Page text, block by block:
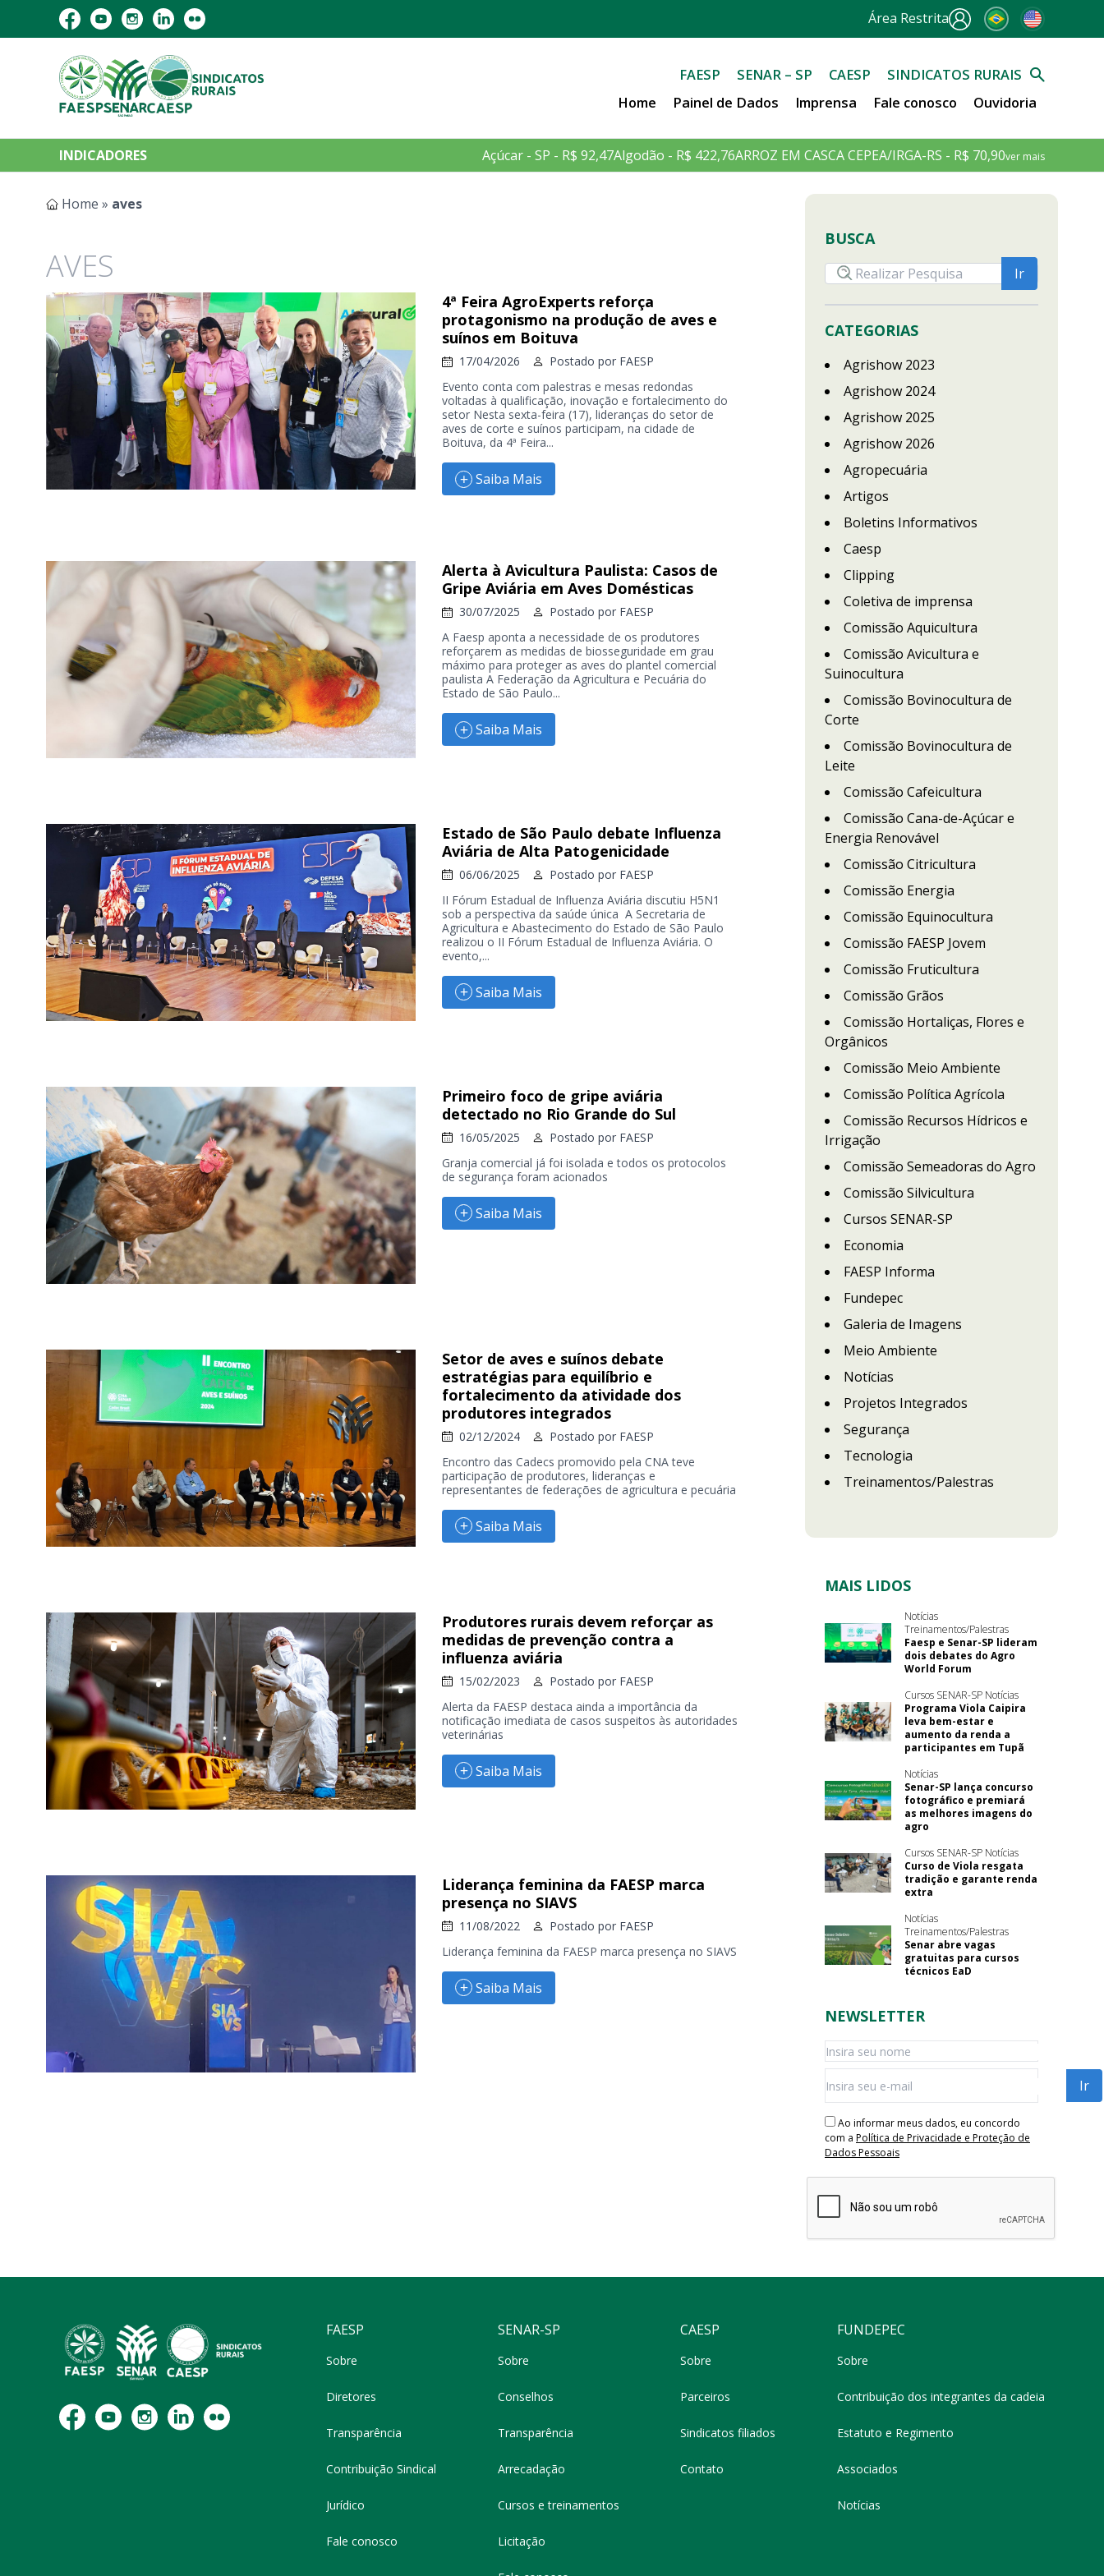
Área Restrita
FAESP SENAR – SP CAESP
SINDICATOS RURAIS
Home
Painel de Dados Imprensa Fale conosco Ouvidoria
INDICADORES Açúcar - SP - R$ 92,47Algodão - R$ 422,76ARROZ EM CASCA CEPEA/IRGA-RS - R$ 70,90ver mais
Home » aves
AVES
4ª Feira AgroExperts reforça
protagonismo na produção de aves e
suínos em Boituva
17/04/2026 Postado por FAESP
Evento conta com palestras e mesas redondas
voltadas à qualificação, inovação e fortalecimento do
setor Nesta sexta-feira (17), lideranças do setor de
aves de corte e suínos participam, na cidade de
Boituva, da 4ª Feira...
Saiba Mais
Alerta à Avicultura Paulista: Casos de
Gripe Aviária em Aves Domésticas
30/07/2025 Postado por FAESP
A Faesp aponta a necessidade de os produtores
reforçarem as medidas de biosseguridade em grau
máximo para proteger as aves do plantel comercial
paulista A Federação da Agricultura e Pecuária do
Estado de São Paulo...
Saiba Mais
Estado de São Paulo debate Influenza
Aviária de Alta Patogenicidade
06/06/2025 Postado por FAESP
II Fórum Estadual de Influenza Aviária discutiu H5N1
sob a perspectiva da saúde única A Secretaria de
Agricultura e Abastecimento do Estado de São Paulo
realizou o II Fórum Estadual de Influenza Aviária. O
evento,...
Saiba Mais
Primeiro foco de gripe aviária
detectado no Rio Grande do Sul
16/05/2025 Postado por FAESP
Granja comercial já foi isolada e todos os protocolos
de segurança foram acionados
Saiba Mais
Setor de aves e suínos debate
estratégias para equilíbrio e
fortalecimento da atividade dos
produtores integrados
02/12/2024 Postado por FAESP
Encontro das Cadecs promovido pela CNA teve
participação de produtores, lideranças e
representantes de federações de agricultura e pecuária
Saiba Mais
Produtores rurais devem reforçar as
medidas de prevenção contra a
influenza aviária
15/02/2023 Postado por FAESP
Alerta da FAESP destaca ainda a importância da
notificação imediata de casos suspeitos às autoridades
veterinárias
Saiba Mais
Liderança feminina da FAESP marca
presença no SIAVS
11/08/2022 Postado por FAESP
Liderança feminina da FAESP marca presença no SIAVS
Saiba Mais
BUSCA
CATEGORIAS
Agrishow 2023
Agrishow 2024
Agrishow 2025
Agrishow 2026
Agropecuária
Artigos
Boletins Informativos
Caesp
Clipping
Coletiva de imprensa
Comissão Aquicultura
Comissão Avicultura e
Suinocultura
Comissão Bovinocultura de
Corte
Comissão Bovinocultura de
Leite
Comissão Cafeicultura
Comissão Cana-de-Açúcar e
Energia Renovável
Comissão Citricultura
Comissão Energia
Comissão Equinocultura
Comissão FAESP Jovem
Comissão Fruticultura
Comissão Grãos
Comissão Hortaliças, Flores e
Orgânicos
Comissão Meio Ambiente
Comissão Política Agrícola
Comissão Recursos Hídricos e
Irrigação
Comissão Semeadoras do Agro
Comissão Silvicultura
Cursos SENAR-SP
Economia
FAESP Informa
Fundepec
Galeria de Imagens
Meio Ambiente
Notícias
Projetos Integrados
Segurança
Tecnologia
Treinamentos/Palestras
MAIS LIDOS
Notícias
Treinamentos/Palestras
Faesp e Senar-SP lideram
dois debates do Agro
World Forum
Cursos SENAR-SP Notícias
Programa Viola Caipira
leva bem-estar e
aumento da renda a
participantes em Tupã
Notícias
Senar-SP lança concurso
fotográfico e premiará
as melhores imagens do
agro
Cursos SENAR-SP Notícias
Curso de Viola resgata
tradição e garante renda
extra
Notícias
Treinamentos/Palestras
Senar abre vagas
gratuitas para cursos
técnicos EaD
NEWSLETTER
Ao informar meus dados, eu concordo
com a Política de Privacidade e Proteção de
Dados Pessoais
FAESP
Sobre
Diretores
Transparência
Contribuição Sindical
Jurídico
Fale conosco
SENAR-SP
Sobre
Conselhos
Transparência
Arrecadação
Cursos e treinamentos
Licitação
CAESP
Sobre
Parceiros
Sindicatos filiados
Contato
FUNDEPEC
Sobre
Contribuição dos integrantes da cadeia
Estatuto e Regimento
Associados
Notícias